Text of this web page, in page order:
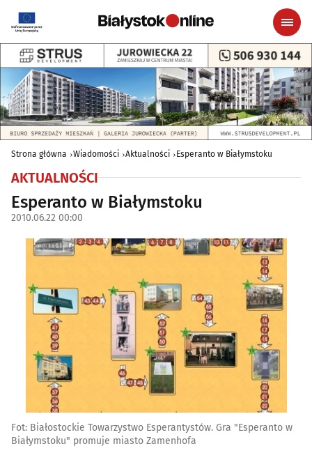
Strona główna Wiadomości Aktualności Esperanto w Białymstoku
AKTUALNOŚCI
Esperanto w Białymstoku
2010.06.22 00:00
Fot: Białostockie Towarzystwo Esperantystów. Gra "Esperanto w
Białymstoku" promuje miasto Zamenhofa